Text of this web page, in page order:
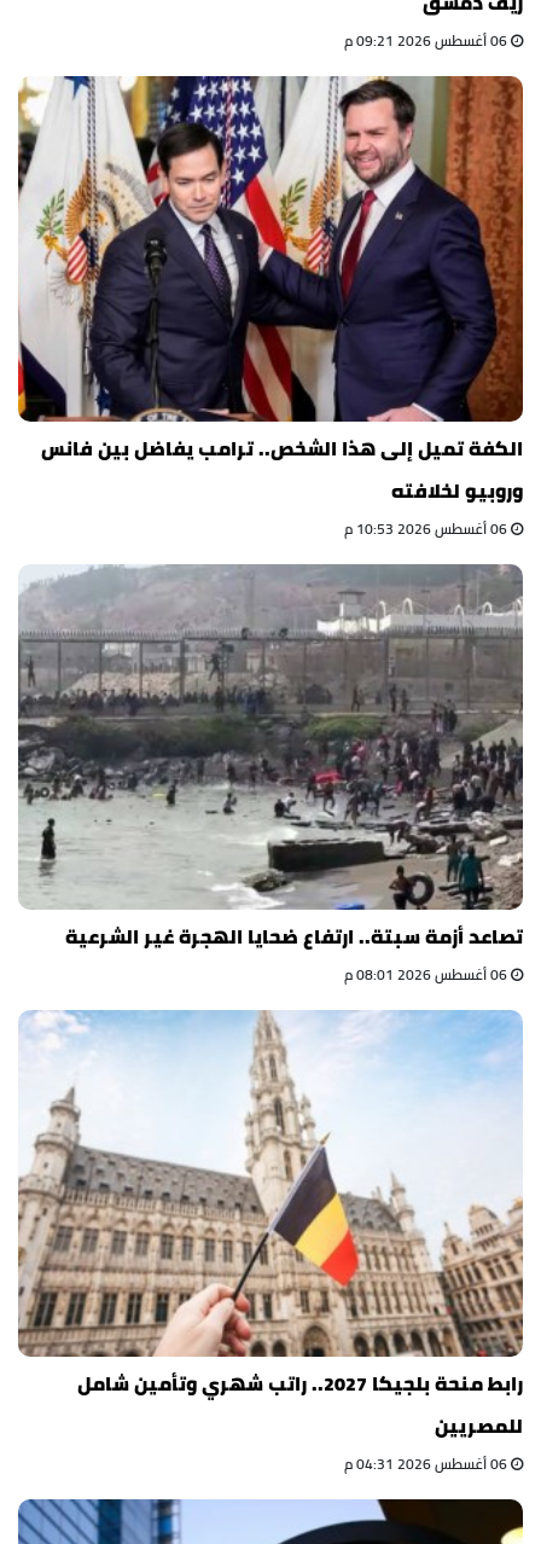
الكفة تميل إلى هذا الشخص.. ترامب يفاضل بين فانس
وروبيو لخلافته
تصاعد أزمة سبتة.. ارتفاع ضحايا الهجرة غير الشرعية
رابط منحة بلجيكا 2027.. راتب شهري وتأمين شامل
للمصريين